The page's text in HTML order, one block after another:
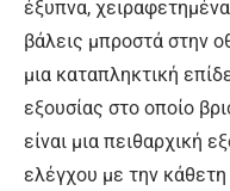
έξυπνα,
βάλεις μπροστά στην
μια καταπληκτική
εξουσίας στο οποίο
είναι μια πειθαρχική
ελέγχου με την